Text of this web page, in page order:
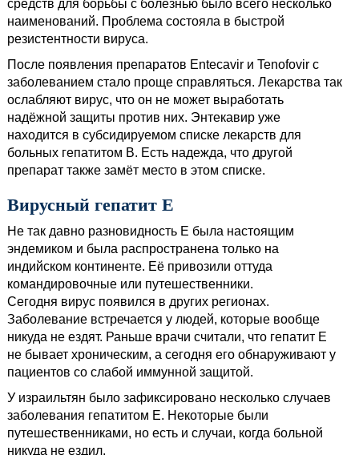
средств для борьбы с болезнью было всего несколько
наименований. Проблема состояла в быстрой
резистентности вируса.
После появления препаратов Entecavir и Tenofovir с
заболеванием стало проще справляться. Лекарства так
ослабляют вирус, что он не может выработать
надёжной защиты против них. Энтекавир уже
находится в субсидируемом списке лекарств для
больных гепатитом В. Есть надежда, что другой
препарат также замёт место в этом списке.
Вирусный гепатит Е
Не так давно разновидность Е была настоящим
эндемиком и была распространена только на
индийском континенте. Её привозили оттуда
командировочные или путешественники.
Сегодня вирус появился в других регионах.
Заболевание встречается у людей, которые вообще
никуда не ездят. Раньше врачи считали, что гепатит Е
не бывает хроническим, а сегодня его обнаруживают у
пациентов со слабой иммунной защитой.
У израильтян было зафиксировано несколько случаев
заболевания гепатитом Е. Некоторые были
путешественниками, но есть и случаи, когда больной
никуда не ездил.